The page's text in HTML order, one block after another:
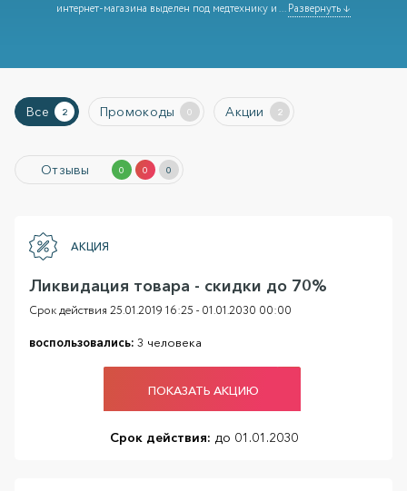
интернет-магазина выделен под медтехнику и...Развернуть ↓
Все 2 Промокоды 0 Акции 2
Отзывы 0 0 0
АКЦИЯ
Ликвидация товара - скидки до 70%
Срок действия 25.01.2019 16:25 - 01.01.2030 00:00
воспользовались: 3 человека
ПОКАЗАТЬ АКЦИЮ
Срок действия: до 01.01.2030